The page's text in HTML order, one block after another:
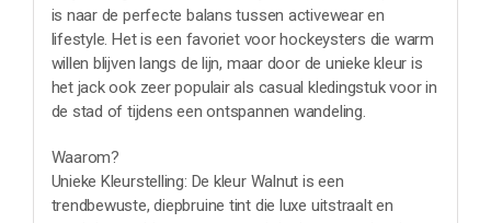
is naar de perfecte balans tussen activewear en
lifestyle. Het is een favoriet voor hockeysters die warm
willen blijven langs de lijn, maar door de unieke kleur is
het jack ook zeer populair als casual kledingstuk voor in
de stad of tijdens een ontspannen wandeling.
Waarom?
Unieke Kleurstelling: De kleur Walnut is een
trendbewuste, diepbruine tint die luxe uitstraalt en